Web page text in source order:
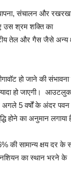
संचालन और
उस श्रम शक्ति का
तेल और गैस जैसे अन्य
हो जाने की संभावना
हो जाएगी।
अगले 5 वर्षों के अंदर पवन
होने का अनुमान लगाया
की सामान्य क्षय दर के
का स्थान भरने के